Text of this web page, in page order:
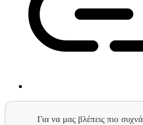
Για να μας βλέπεις πιο